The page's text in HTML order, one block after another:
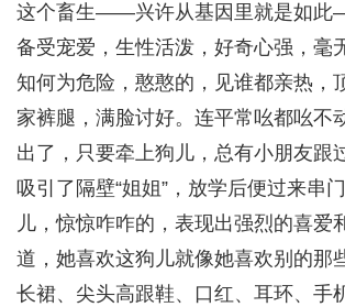
这个畜生——兴许从基因里就是如
备受宠爱，生性活泼，好奇心强，毫
知何为危险，憨憨的，见谁都亲热，
家裤腿，满脸讨好。连平常吆都吆不
出了，只要牵上狗儿，总有小朋友跟
吸引了隔壁“姐姐”，放学后便过来串
儿，惊惊咋咋的，表现出强烈的喜爱
道，她喜欢这狗儿就像她喜欢别的那
长裙、尖头高跟鞋、口红、耳环、